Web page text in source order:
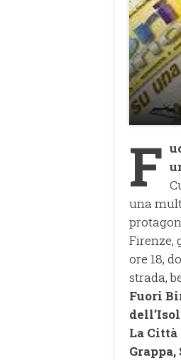
F
una
Firenze,
ore 18,
strada,
Fuori
La